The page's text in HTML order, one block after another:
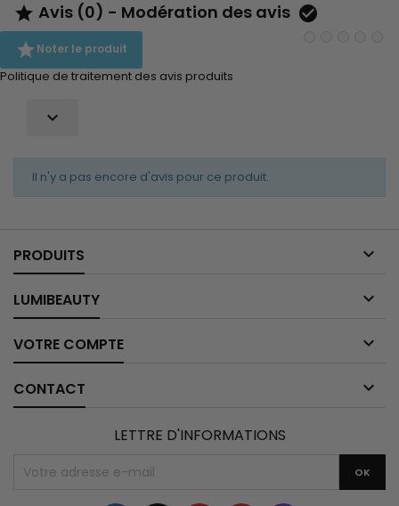
 Avis (0) - Modération des avis 
Noter le produit
Politique de traitement des avis produits

Il n'y a pas encore d'avis pour ce produit.
PRODUITS 
LUMIBEAUTY 
VOTRE COMPTE 
CONTACT 
LETTRE D'INFORMATIONS